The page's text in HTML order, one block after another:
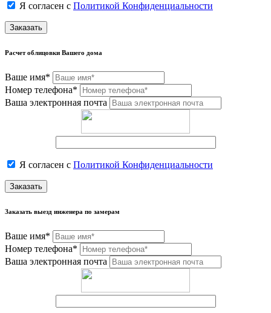
Я согласен с Политикой Конфиденциальности
Заказать
Расчет облицовки Вашего дома
Ваше имя*
Номер телефона*
Ваша электронная почта
Я согласен с Политикой Конфиденциальности
Заказать
Заказать выезд инженера по замерам
Ваше имя*
Номер телефона*
Ваша электронная почта